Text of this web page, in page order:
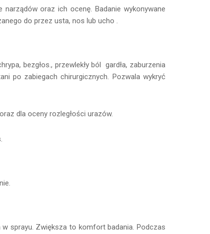
oraz ich ocenę. Badanie wykonywane
do przez usta, nos lub ucho .
bezgłos., przewlekły ból gardła, zaburzenia
po zabiegach chirurgicznych. Pozwala wykryć
dla oceny rozległości urazów.
sprayu. Zwiększa to komfort badania. Podczas